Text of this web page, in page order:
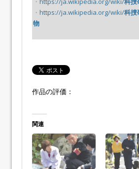
・ https://ja.wikipedia.org/wiki/科捜
物
作品の評価：
関連